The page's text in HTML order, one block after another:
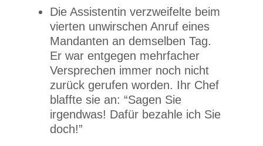
Die Assistentin verzweifelte beim
vierten unwirschen Anruf eines
Mandanten an demselben Tag.
Er war entgegen mehrfacher
Versprechen immer noch nicht
zurück gerufen worden. Ihr Chef
blaffte sie an: “Sagen Sie
irgendwas! Dafür bezahle ich Sie
doch!”